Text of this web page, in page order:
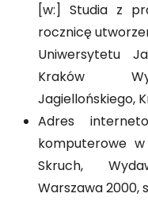
[w:] Studia z
rocznicę
Uniwersytetu
Kraków
Jagiellońskiego,
Adres
komputerowe
Skruch,
Warszawa 2000,